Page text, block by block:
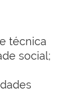
técnica
social;